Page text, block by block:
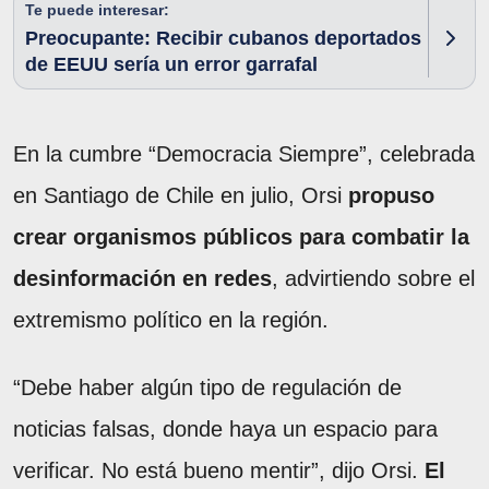
Te puede interesar:
Preocupante: Recibir cubanos deportados
de EEUU sería un error garrafal
En la cumbre “Democracia Siempre”, celebrada
en Santiago de Chile en julio, Orsi propuso
crear organismos públicos para combatir la
desinformación en redes, advirtiendo sobre el
extremismo político en la región.
“Debe haber algún tipo de regulación de
noticias falsas, donde haya un espacio para
verificar. No está bueno mentir”, dijo Orsi. El